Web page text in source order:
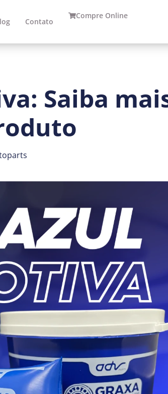
Contato
Compre Online
Saiba